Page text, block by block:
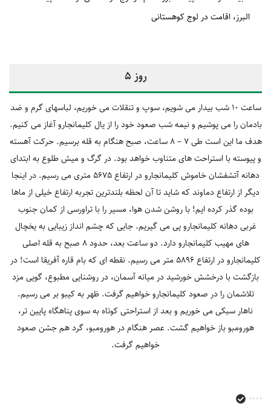
البرز اقامت در لوج کوهستانی
روز 5
ساعت 10 شب بیدار می شویم، سوپ و تنقلات می خوریم، لباسهای گرم و ضد
بادمان را می پوشیم و نیمه شب صعود خود را از یال کلیمانجارو آغاز می کنیم.
هدف ما این است طی 7 – 8 ساعت، صبح هنگام به قله برسیم. حرکت آهسته
و پیوسته با استراحت های متناوب خواهد بود. در گرگ و میش طلوع به ابتدای
دهانه آتشفشان خاموش کلیمانجارو در ارتفاع 5675 متری می رسیم. در اینجا
دیگر از ارتفاع دماوند که شاید تا آن لحظه بلندترین تجربه ارتفاع خیلی از ماها
بوده گذر کرده ایم! با روشن شدن هوا، مسیر را با تراورسی از کمان جنوب
غربی دهانه کلیمانجارو پی می گیریم. جایی که چشم انداز زیبایی به یخچال
های مهیب کلیمانجارو دارد. دو ساعت بعد، حدود 8 صبح به قله اصلی
کلیمانجارو در ارتفاع 5896 متر می رسیم. نقطه ای که بام قاره آفریقا است! در
بازگشت با درخشش خورشید در میانه آسمان، در روشنایی مطبوع، گویی مزد
تلاشمان را در صعود کلیمانجارو خواهیم گرفت. ظهر به کیبو بر می رسیم.
ناهار سبکی می خوریم و بعد از استراحتی کوتاه به سوی پناهگاه پایین تر،
هورومبو باز خواهیم گشت. عصر هنگام در هورومبو، گرد هم جشن صعود
خواهیم گرفت.